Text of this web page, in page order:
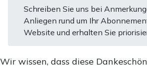
Schreiben Sie uns bei
Anliegen rund um Ihr
Website und erhalten Sie
Wir wissen, dass diese